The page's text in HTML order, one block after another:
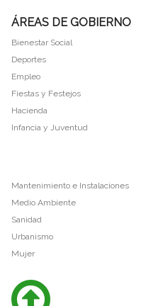
ÁREAS DE GOBIERNO
Bienestar Social
Deportes
Empleo
Fiestas y Festejos
Hacienda
Infancia y Juventud
Mantenimiento e Instalaciones
Medio Ambiente
Sanidad
Urbanismo
Mujer